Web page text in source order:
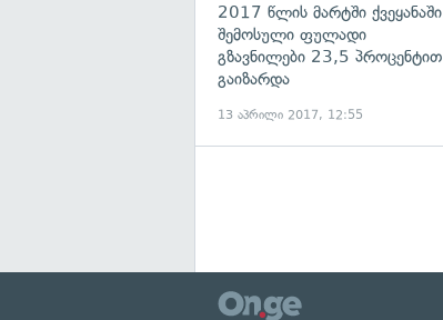
2017 წლის მარტში ქვეყანაში
შემოსული ფულადი
გზავნილები 23,5 პროცენტით
გაიზარდა
13 აპრილი 2017, 12:55